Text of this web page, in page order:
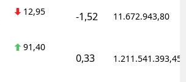
12,95 -1,52 11.672.943,80
91,40
0,33 1.211.541.393,45